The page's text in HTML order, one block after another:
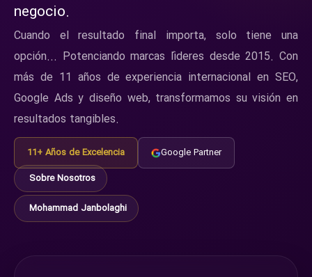
negocio.
Cuando el resultado final importa, solo tiene una
opción... Potenciando marcas líderes desde 2015. Con
más de 11 años de experiencia internacional en SEO,
Google Ads y diseño web, transformamos su visión en
resultados tangibles.
11+ Años de Excelencia
Google Partner
Sobre Nosotros
Mohammad Janbolaghi